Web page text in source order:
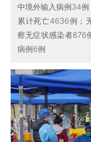
中境外输入病例34例
累计死亡4636例；
察无症状感染者876
病例6例